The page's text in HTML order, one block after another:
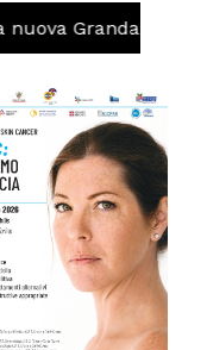
Granda Volley